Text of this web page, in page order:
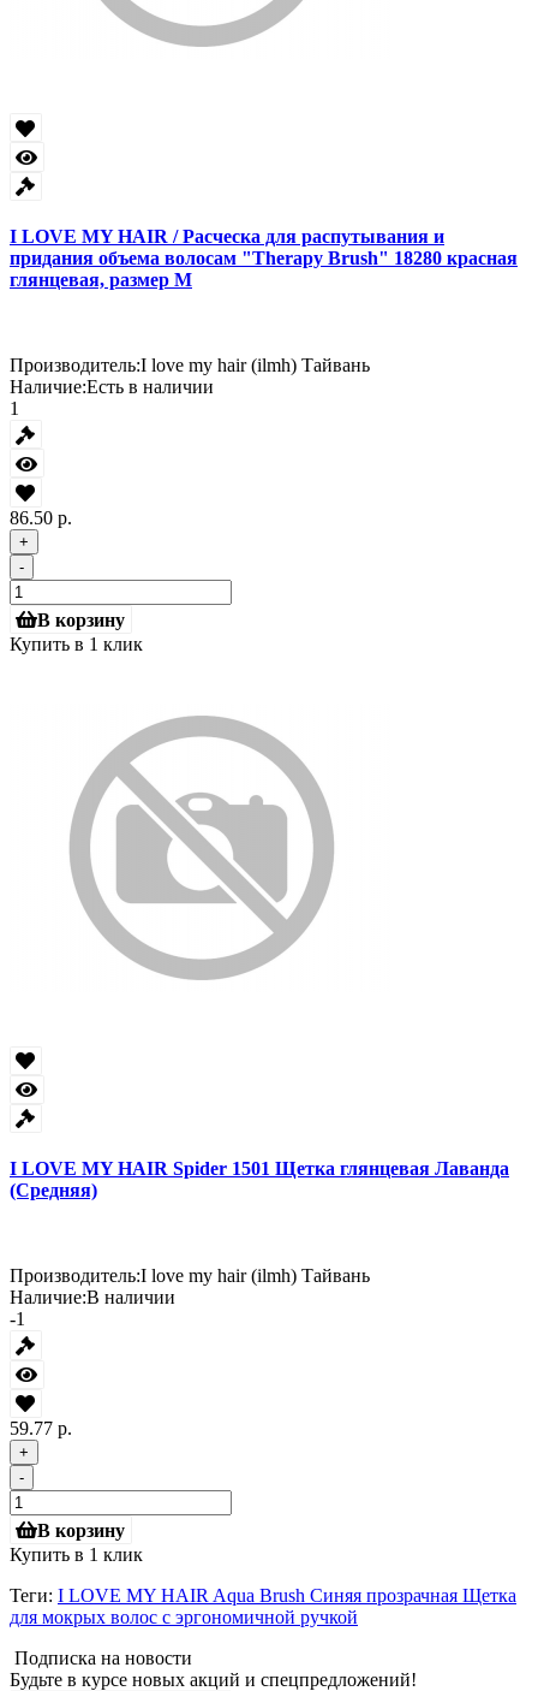
I LOVE MY HAIR / Расческа для распутывания и
придания объема волосам "Therapy Brush" 18280 красная
глянцевая, размер M
Производитель:I love my hair (ilmh) Тайвань
Наличие:Есть в наличии
1
86.50 р.
+
-
В корзину
Купить в 1 клик
I LOVE MY HAIR Spider 1501 Щетка глянцевая Лаванда
(Средняя)
Производитель:I love my hair (ilmh) Тайвань
Наличие:В наличии
-1
59.77 р.
+
-
В корзину
Купить в 1 клик
Теги: I LOVE MY HAIR Aqua Brush Синяя прозрачная Щетка
для мокрых волос с эргономичной ручкой
Подписка на новости
Будьте в курсе новых акций и спецпредложений!